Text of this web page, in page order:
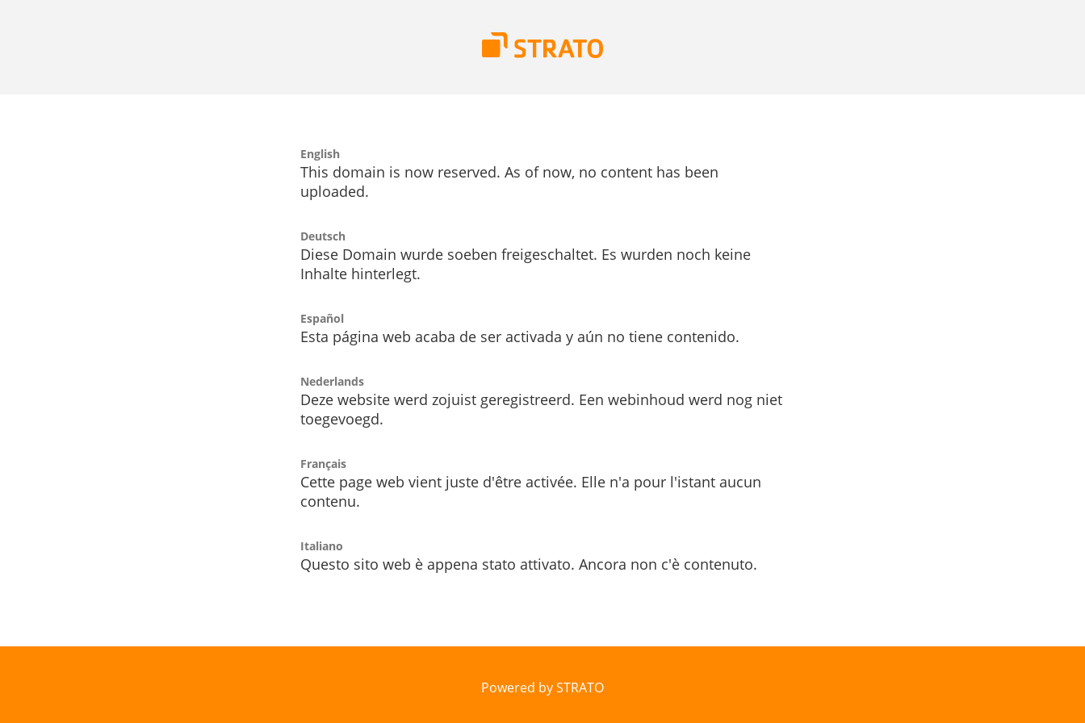
English
This domain is now reserved. As of now, no content has been
uploaded.
Deutsch
Diese Domain wurde soeben freigeschaltet. Es wurden noch keine
Inhalte hinterlegt.
Español
Esta página web acaba de ser activada y aún no tiene contenido.
Nederlands
Deze website werd zojuist geregistreerd. Een webinhoud werd nog niet
toegevoegd.
Français
Cette page web vient juste d'être activée. Elle n'a pour l'istant aucun
contenu.
Italiano
Questo sito web è appena stato attivato. Ancora non c'è contenuto.
Powered by STRATO